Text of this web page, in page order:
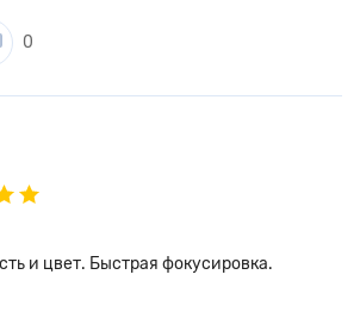
0
и цвет. Быстрая фокусировка.